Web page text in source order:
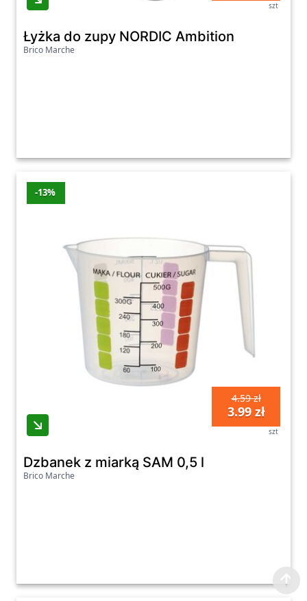
szt
Łyżka do zupy NORDIC Ambition
Brico Marche
-13%
4.59 zł
3.99 zł
szt
Dzbanek z miarką SAM 0,5 l
Brico Marche